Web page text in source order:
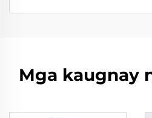
Mga kaugnay